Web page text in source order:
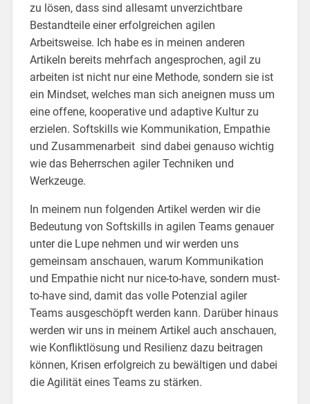
zu lösen, dass sind allesamt unverzichtbare
Bestandteile einer erfolgreichen agilen
Arbeitsweise. Ich habe es in meinen anderen
Artikeln bereits mehrfach angesprochen, agil zu
arbeiten ist nicht nur eine Methode, sondern sie ist
ein Mindset, welches man sich aneignen muss um
eine offene, kooperative und adaptive Kultur zu
erzielen. Softskills wie Kommunikation, Empathie
und Zusammenarbeit sind dabei genauso wichtig
wie das Beherrschen agiler Techniken und
Werkzeuge.
In meinem nun folgenden Artikel werden wir die
Bedeutung von Softskills in agilen Teams genauer
unter die Lupe nehmen und wir werden uns
gemeinsam anschauen, warum Kommunikation
und Empathie nicht nur nice-to-have, sondern must-
to-have sind, damit das volle Potenzial agiler
Teams ausgeschöpft werden kann. Darüber hinaus
werden wir uns in meinem Artikel auch anschauen,
wie Konfliktlösung und Resilienz dazu beitragen
können, Krisen erfolgreich zu bewältigen und dabei
die Agilität eines Teams zu stärken.